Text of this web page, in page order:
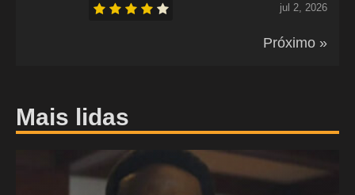
jul 2, 2026
Próximo »
Mais lidas